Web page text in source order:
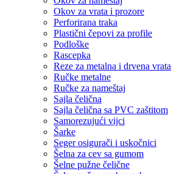
Okov za vrata i prozore
Perforirana traka
Plastični čepovi za profile
Podloške
Rascepka
Reze za metalna i drvena vrata
Ručke metalne
Ručke za nameštaj
Sajla čelična
Sajla čelična sa PVC zaštitom
Samorezujući vijci
Šarke
Seger osigurači i uskočnici
Šelna za cev sa gumom
Šelne pužne čelične